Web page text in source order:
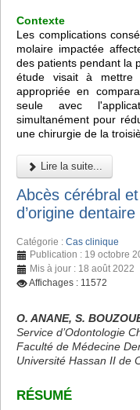
Contexte
Les complications
molaire impactée
des patients pendant la
étude visait à mettre
appropriée en
seule avec
simultanément pour
une chirurgie de la
Lire la suite...
Abcès cérébral
d’origine
Catégorie : Cas clinique
Publication : 19 octobre
Mis à jour : 18 août 2022
Affichages : 11572
O. ANANE, S.
Service d’Odontologie
Faculté de Médecine
Université Hassan II de
RÉSUMÉ